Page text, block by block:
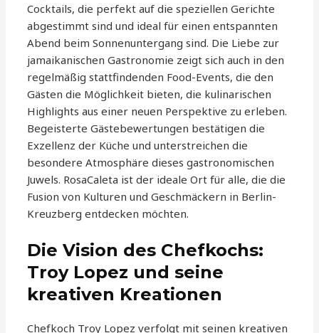
Cocktails, die perfekt auf die speziellen Gerichte
abgestimmt sind und ideal für einen entspannten
Abend beim Sonnenuntergang sind. Die Liebe zur
jamaikanischen Gastronomie zeigt sich auch in den
regelmäßig stattfindenden Food-Events, die den
Gästen die Möglichkeit bieten, die kulinarischen
Highlights aus einer neuen Perspektive zu erleben.
Begeisterte Gästebewertungen bestätigen die
Exzellenz der Küche und unterstreichen die
besondere Atmosphäre dieses gastronomischen
Juwels. RosaCaleta ist der ideale Ort für alle, die die
Fusion von Kulturen und Geschmäckern in Berlin-
Kreuzberg entdecken möchten.
Die Vision des Chefkochs:
Troy Lopez und seine
kreativen Kreationen
Chefkoch Troy Lopez verfolgt mit seinen kreativen